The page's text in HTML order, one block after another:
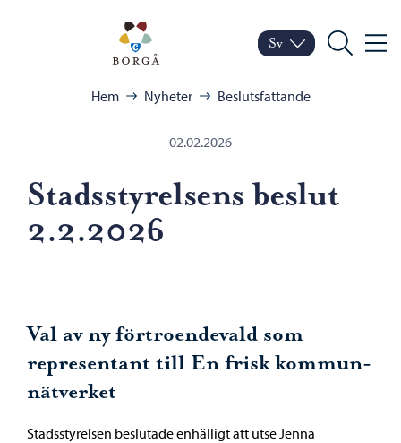
Porvoo – Gå till
Byt språk
Nuvarande språk:
Sv
Sök Meny
Hem Nyheter Beslutsfattande
02.02.2026
Stadsstyrelsens beslut
2.2.2026
Val av ny förtroendevald som
representant till En frisk kommun-
nätverket
Stadsstyrelsen beslutade enhälligt att utse Jenna